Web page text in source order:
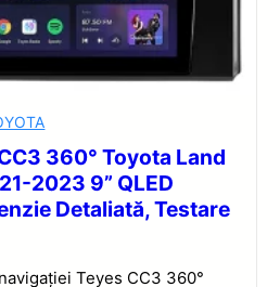
360° Toyota Land
2023 9” QLED
Detaliată, Testare
Teyes CC3 360°